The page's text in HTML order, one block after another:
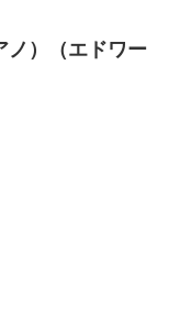
ノ）（エドワー